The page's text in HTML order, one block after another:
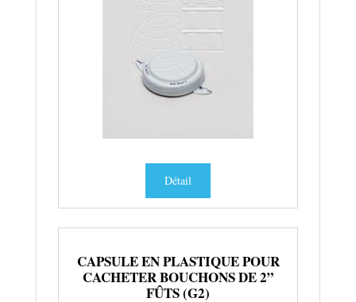
Détail
CAPSULE EN PLASTIQUE POUR
CACHETER BOUCHONS DE 2”
FÛTS (G2)